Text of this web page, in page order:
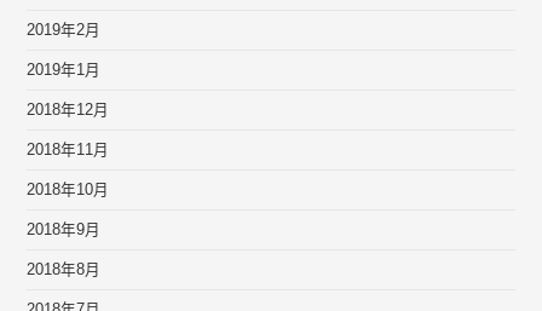
2019年2月
2019年1月
2018年12月
2018年11月
2018年10月
2018年9月
2018年8月